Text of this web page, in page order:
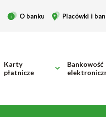
O banku Placówki i
Karty
płatnicze
Bankowość